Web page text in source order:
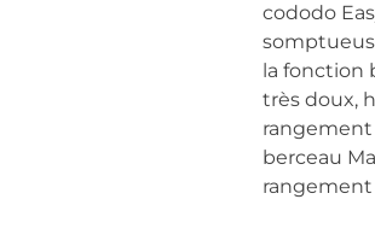
cododo
la fonction
très doux,
rangement
berceau
rangement